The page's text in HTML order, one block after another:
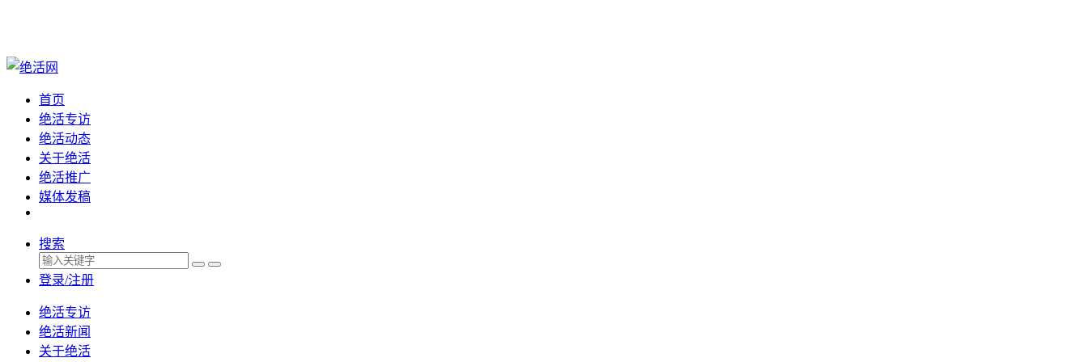
首页
绝活专访
绝活动态
关于绝活
绝活推广
媒体发稿
搜索
登录/注册
绝活专访
绝活新闻
关于绝活